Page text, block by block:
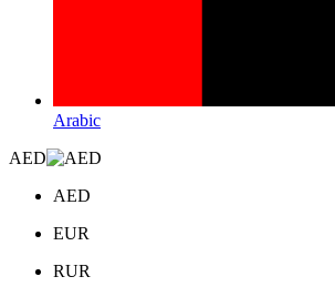
Arabic
AED
AED
EUR
RUR